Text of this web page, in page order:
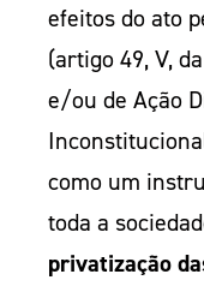
efeitos do ato
(artigo 49, V,
e/ou de Ação
como um
toda a
privatização